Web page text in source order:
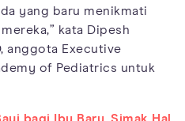
yang baru menikmati
kata Dipesh
anggota Executive
of Pediatrics untuk